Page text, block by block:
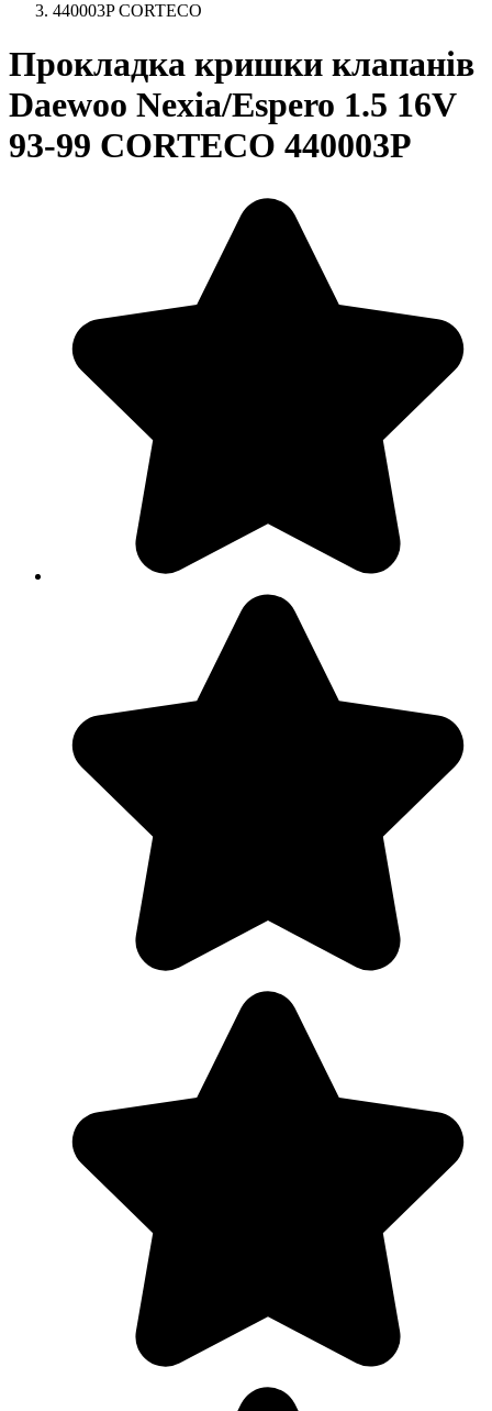
440003P CORTECO
Прокладка кришки клапанів
Daewoo Nexia/Espero 1.5 16V
93-99 CORTECO 440003P